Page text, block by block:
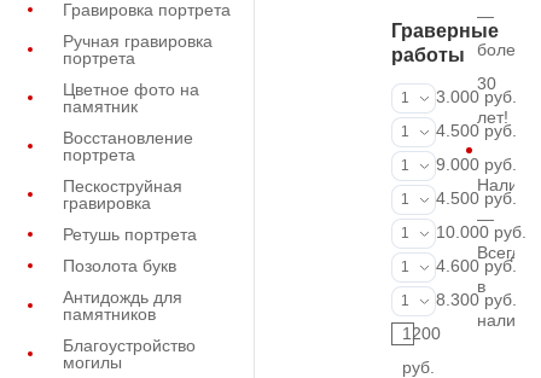
Гравировка портрета
Ручная гравировка
портрета
Цветное фото на
памятник
Восстановление
портрета
Пескоструйная
гравировка
Ретушь портрета
Позолота букв
Антидождь для
памятников
Благоустройство
могилы
Граверные
работы
ФИО и даты
1
3.000 руб.
ФИО и даты
1
4.500 руб.
ФИО и даты
1
9.000 руб.
Портрет
1
4.500 руб.
Портрет
1
10.000 руб.
Фотокерамика
1
4.600 руб.
Фото на
1
8.300 руб.
1200
руб.
—
более
30
лет!
—
Всегда
в